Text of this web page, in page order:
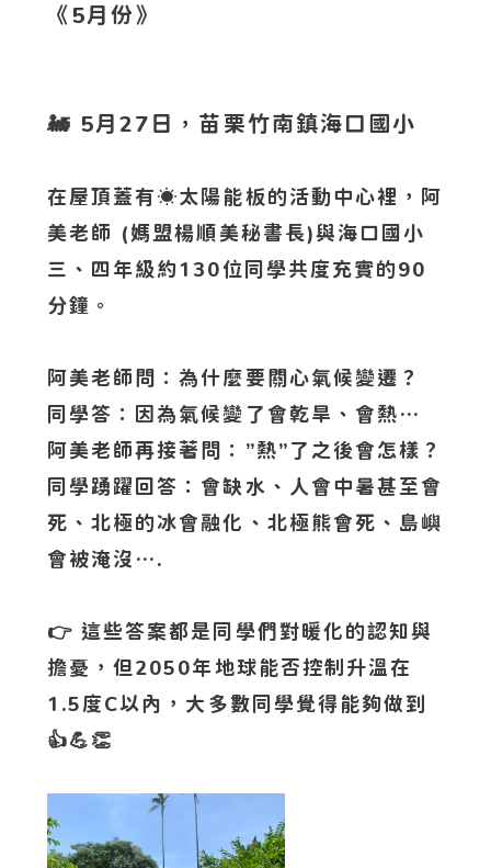
《5月份》
🚂 5月27日，苗栗竹南鎮海口國小
在屋頂蓋有☀️太陽能板的活動中心裡，阿
美老師 (媽盟楊順美秘書長)與海口國小
三、四年級約130位同學共度充實的90
分鐘。
阿美老師問：為什麼要關心氣候變遷？
同學答：因為氣候變了會乾旱、會熱…
阿美老師再接著問：”熱”了之後會怎樣？
同學踴躍回答：會缺水、人會中暑甚至會
死、北極的冰會融化、北極熊會死、島嶼
會被淹沒….
👉 這些答案都是同學們對暖化的認知與
擔憂，但2050年地球能否控制升溫在
1.5度C以內，大多數同學覺得能夠做到
👍💪👏